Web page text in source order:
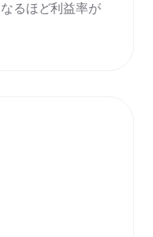
るほど利益率が